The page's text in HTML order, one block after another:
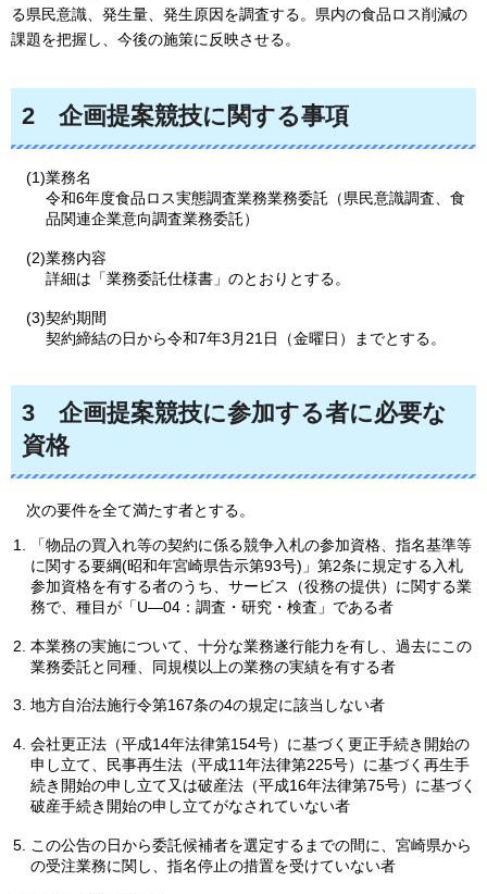
る県民意識、発生量、発生原因を調査する。 県内の食品ロス削減の
課題を把握し、今後の施策に反映させる。
2 企画提案競技に関する事項
(1)業務名
令和6年度食品ロス実態調査業務業務委託（県民意識調査、食
品関連企業意向調査業務委託）
(2)業務内容
詳細は「業務委託仕様書」のとおりとする。
(3)契約期間
契約締結の日から令和7年3月21日（金曜日）までとする。
3 企画提案競技に参加する者に必要な
資格
次の要件を全て満たす者とする。
「物品の買入れ等の契約に係る競争入札の参加資格、指名基準等
に関する要綱(昭和年宮崎県告示第93号)」第2条に規定する入札
参加資格を有する者のうち、サービス（役務の提供）に関する業
務で、種目が「U―04：調査・研究・検査」である者
本業務の実施について、十分な業務遂行能力を有し、過去にこの
業務委託と同種、同規模以上の業務の実績を有する者
地方自治法施行令第167条の4の規定に該当しない者
会社更正法（平成14年法律第154号）に基づく更正手続き開始の
申し立て、民事再生法（平成11年法律第225号）に基づく再生手
続き開始の申し立て又は破産法（平成16年法律第75号）に基づく
破産手続き開始の申し立てがなされていない者
この公告の日から委託候補者を選定するまでの間に、宮崎県から
の受注業務に関し、指名停止の措置を受けていない者